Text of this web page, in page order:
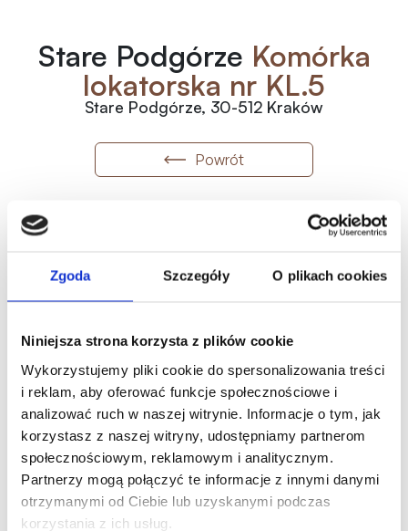
Zgoda Szczegóły O plikach cookies
Niniejsza strona korzysta z plików cookie
Wykorzystujemy pliki cookie do spersonalizowania treści
i reklam, aby oferować funkcje społecznościowe i
analizować ruch w naszej witrynie. Informacje o tym, jak
korzystasz z naszej witryny, udostępniamy partnerom
społecznościowym, reklamowym i analitycznym.
Partnerzy mogą połączyć te informacje z innymi danymi
otrzymanymi od Ciebie lub uzyskanymi podczas
korzystania z ich usług.
Stare Podgórze Komórka
lokatorska nr KL.5
Stare Podgórze, 30-512 Kraków
Powrót
Metraż
4.24m Wolne 12 000zł/m2
50 880.00
Oferta indywidualna
Karta mieszkania
Biuro Sprzedaży:
ul. Mogilska 43, 31-545 Kraków